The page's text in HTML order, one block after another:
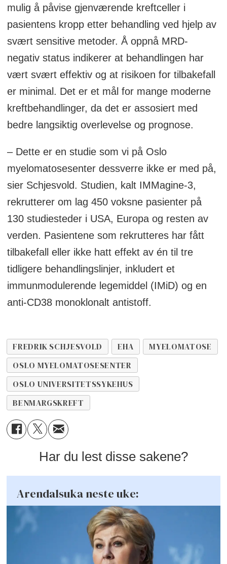
mulig å påvise gjenværende kreftceller i
pasientens kropp etter behandling ved hjelp av
svært sensitive metoder. Å oppnå MRD-
negativ status indikerer at behandlingen har
vært svært effektiv og at risikoen for tilbakefall
er minimal. Det er et mål for mange moderne
kreftbehandlinger, da det er assosiert med
bedre langsiktig overlevelse og prognose.
– Dette er en studie som vi på Oslo
myelomatosesenter dessverre ikke er med på,
sier Schjesvold. Studien, kalt IMMagine-3,
rekrutterer om lag 450 voksne pasienter på
130 studiesteder i USA, Europa og resten av
verden. Pasientene som rekrutteres har fått
tilbakefall eller ikke hatt effekt av én til tre
tidligere behandlingslinjer, inkludert et
immunmodulerende legemiddel (IMiD) og en
anti-CD38 monoklonalt antistoff.
FREDRIK SCHJESVOLD EHA
MYELOMATOSE
OSLO MYELOMATOSESENTER
OSLO UNIVERSITETSSYKEHUS
BENMARGSKREFT
Har du lest disse sakene?
Arendalsuka neste uke: